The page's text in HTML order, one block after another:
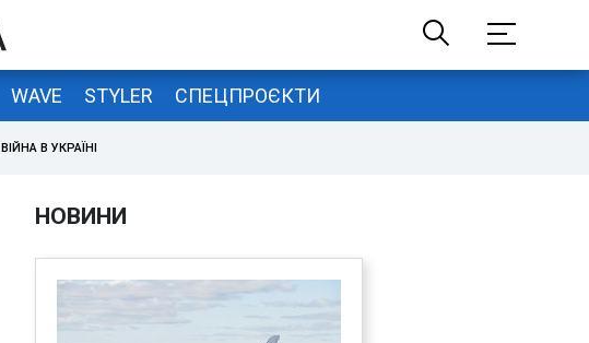
WAVE STYLER СПЕЦПРОЄКТИ
ВІЙНА В УКРАЇНІ
НОВИНИ